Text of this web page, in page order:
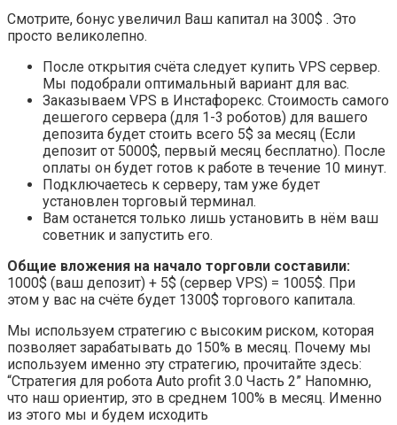
Смотрите, бонус увеличил Ваш капитал на 300$ . Это
просто великолепно.
После открытия счёта следует купить VPS сервер.
Мы подобрали оптимальный вариант для вас.
Заказываем VPS в Инстафорекс. Стоимость самого
дешегого сервера (для 1-3 роботов) для вашего
депозита будет стоить всего 5$ за месяц (Если
депозит от 5000$, первый месяц бесплатно). После
оплаты он будет готов к работе в течение 10 минут.
Подключаетесь к серверу, там уже будет
установлен торговый терминал.
Вам останется только лишь установить в нём ваш
советник и запустить его.
Общие вложения на начало торговли составили:
1000$ (ваш депозит) + 5$ (сервер VPS) = 1005$. При
этом у вас на счёте будет 1300$ торгового капитала.
Мы используем стратегию c высоким риском, которая
позволяет зарабатывать до 150% в месяц. Почему мы
используем именно эту стратегию, прочитайте здесь:
“Стратегия для робота Auto profit 3.0 Часть 2” Напомню,
что наш ориентир, это в среднем 100% в месяц. Именно
из этого мы и будем исходить